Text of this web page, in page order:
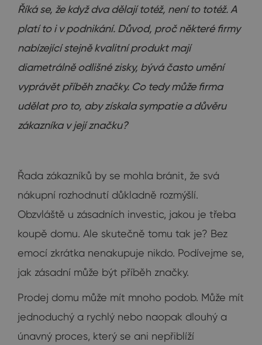
Říká se, že když dva dělají totéž, není to totéž. A
platí to i v podnikání. Důvod, proč některé firmy
nabízející stejně kvalitní produkt mají
diametrálně odlišné zisky, bývá často umění
vyprávět příběh značky. Co tedy může firma
udělat pro to, aby získala sympatie a důvěru
zákazníka v její značku?
Řada zákazníků by se mohla bránit, že svá
nákupní rozhodnutí důkladně rozmýšlí.
Obzvláště u zásadních investic, jakou je třeba
koupě domu. Ale skutečně tomu tak je? Bez
emocí zkrátka nenakupuje nikdo. Podívejme se,
jak zásadní může být příběh značky.
Prodej domu může mít mnoho podob. Může mít
jednoduchý a rychlý nebo naopak dlouhý a
únavný proces, který se ani nepřiblíží